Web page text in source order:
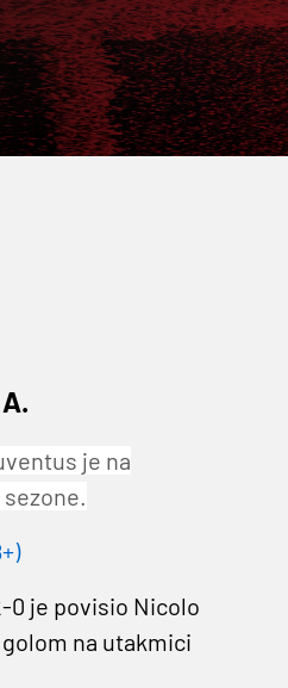
je na
0 je povisio Nicolo
na utakmici